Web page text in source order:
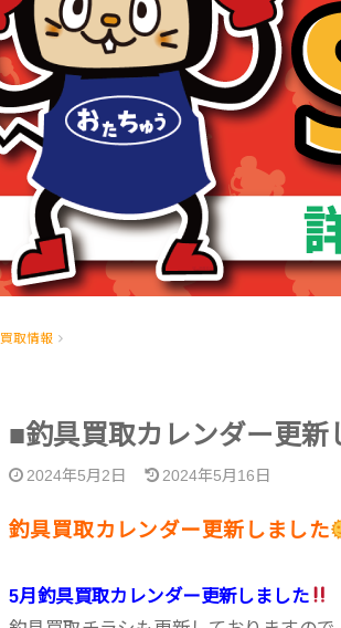
買取情報
■釣具買取カレンダー更新
2024年5月2日 2024年5月16日
釣具買取カレンダー更新しました
5月釣具買取カレンダー更新しました